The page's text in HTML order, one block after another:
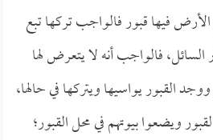
فيها قبور فالواجب تركها تبع
السائل، فالواجب أنه لا يتعرض لها
القبور يواسيها ويتركها في حالها،
ويضعوا بيوتهم في محل القبور؛